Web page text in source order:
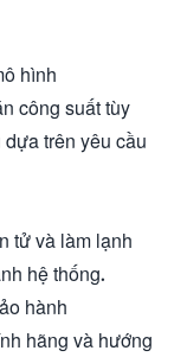
hình
công suất tùy
trên yêu cầu
tử và làm lạnh
hệ thống.
hành
hãng và hướng